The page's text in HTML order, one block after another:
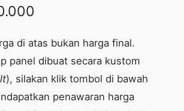
di atas bukan harga final.
panel dibuat secara kustom
), silakan klik tombol di bawah
penawaran harga